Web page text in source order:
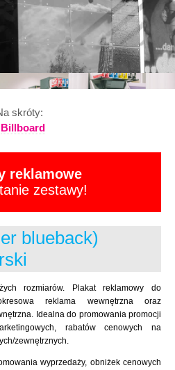
skróty:
Billboard
reklamowe
zestawy!
blueback)
rozmiarów. Plakat reklamowy do
reklama wewnętrzna oraz
Idealna do promowania promocji
rabatów cenowych na
zewnętrznych.
wyprzedaży, obniżek cenowych